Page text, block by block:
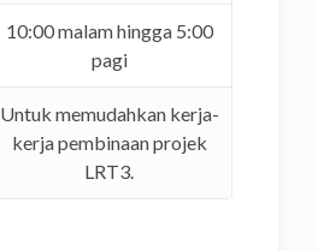
10:00 malam hingga 5:00
pagi
Untuk memudahkan kerja-
kerja pembinaan projek
LRT3.